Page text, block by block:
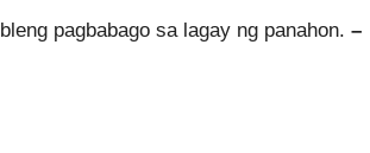
pagbabago sa lagay ng panahon. –